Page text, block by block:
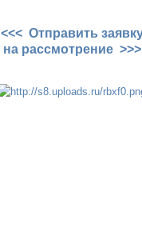
<<< Отправить
на рассмотрение >>>